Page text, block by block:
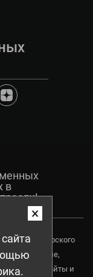
×
в
авторского
копирование,
на другие сайты и